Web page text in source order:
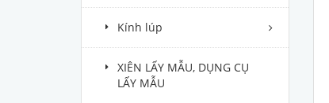
Kính lúp
XIÊN LẤY MẪU, DỤNG CỤ
LẤY MẪU